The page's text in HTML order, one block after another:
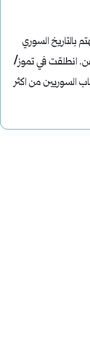
بالتاريخ السوري
انطلقت في تموز/
السوريين من اكثر